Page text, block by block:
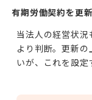
有期労働契約を更
当法人の経営状況
より判断。更新
いが、これを設定